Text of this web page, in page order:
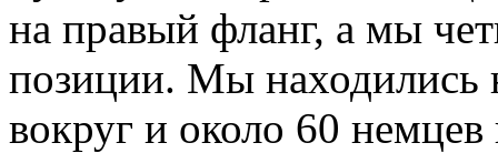
на правый фланг, а мы
позиции. Мы находились
вокруг и около 60